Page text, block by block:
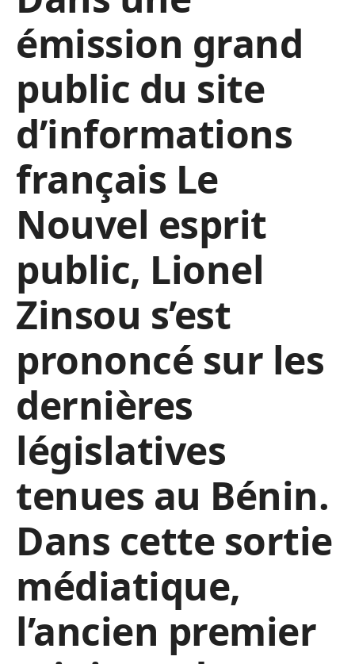
émission grand
public du site
d’informations
français Le
Nouvel esprit
public, Lionel
Zinsou s’est
prononcé sur les
dernières
législatives
tenues au Bénin.
Dans cette sortie
médiatique,
l’ancien premier